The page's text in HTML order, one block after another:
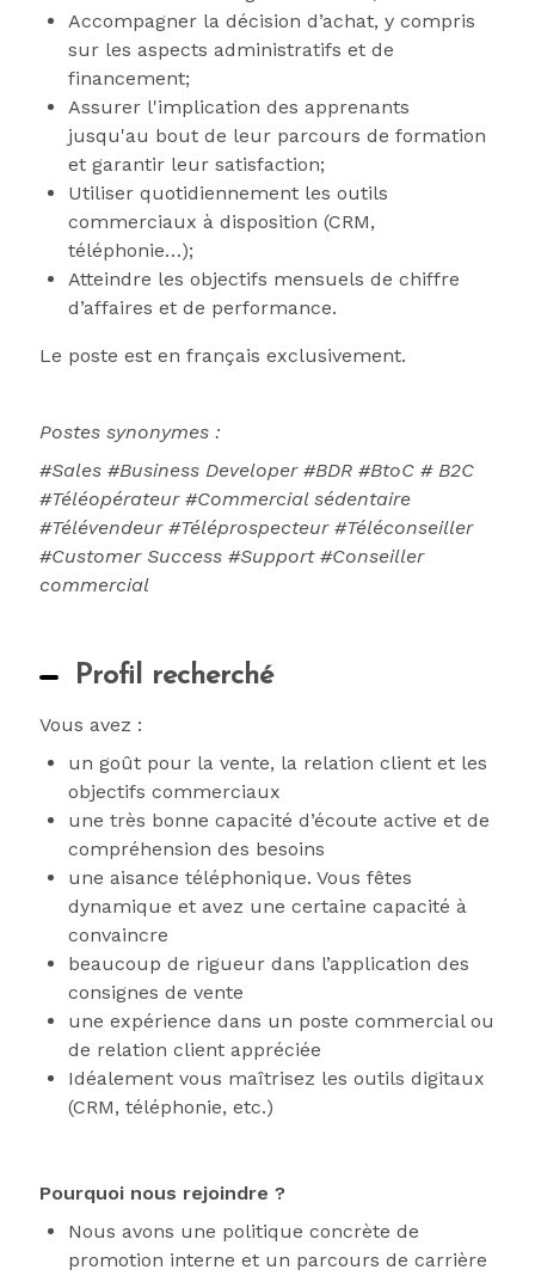
Accompagner la décision d’achat, y compris
sur les aspects administratifs et de
financement;
Assurer l'implication des apprenants
jusqu'au bout de leur parcours de formation
et garantir leur satisfaction;
Utiliser quotidiennement les outils
commerciaux à disposition (CRM,
téléphonie…);
Atteindre les objectifs mensuels de chiffre
d’affaires et de performance.
Le poste est en français exclusivement.
Postes synonymes :
#Sales #Business Developer #BDR #BtoC # B2C
#Téléopérateur #Commercial sédentaire
#Télévendeur #Téléprospecteur #Téléconseiller
#Customer Success #Support #Conseiller
commercial
Profil recherché
Vous avez :
un goût pour la vente, la relation client et les
objectifs commerciaux
une très bonne capacité d’écoute active et de
compréhension des besoins
une aisance téléphonique. Vous fêtes
dynamique et avez une certaine capacité à
convaincre
beaucoup de rigueur dans l’application des
consignes de vente
une expérience dans un poste commercial ou
de relation client appréciée
Idéalement vous maîtrisez les outils digitaux
(CRM, téléphonie, etc.)
Pourquoi nous rejoindre ?
Nous avons une politique concrète de
promotion interne et un parcours de carrière